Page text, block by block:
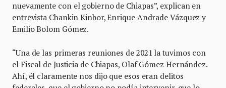
nuevamente con el gobierno de Chiapas”, explican en
entrevista Chankin Kinbor, Enrique Andrade Vázquez y
Emilio Bolom Gómez.
“Una de las primeras reuniones de 2021 la tuvimos con
el Fiscal de Justicia de Chiapas, Olaf Gómez Hernández.
Ahí, él claramente nos dijo que esos eran delitos